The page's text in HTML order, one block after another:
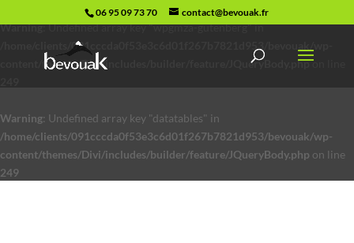
Warning: Undefined array key "wpgmza-gutenberg" in
/home/clients/091cccda0f53e3c6d01f267b7821d953/bevouak/wp-
content/themes/Divi/includes/builder/feature/JQueryBody.phpon line
Warning: Undefined array key "datatables" in
/home/clients/091cccda0f53e3c6d01f267b7821d953/bevouak/wp-
content/themes/Divi/includes/builder/feature/JQueryBody.php on line
249
06 95 09 73 70 contact@bevouak.fr